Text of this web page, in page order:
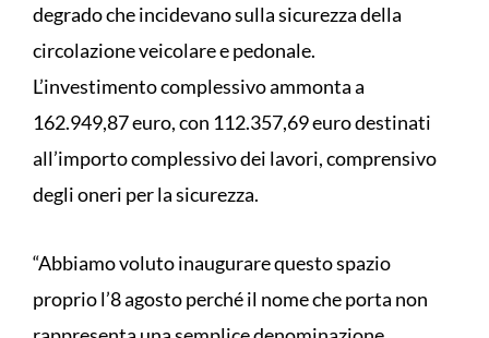
degrado che incidevano sulla sicurezza della
circolazione veicolare e pedonale.
L’investimento complessivo ammonta a
162.949,87 euro, con 112.357,69 euro destinati
all’importo complessivo dei lavori, comprensivo
degli oneri per la sicurezza.
“Abbiamo voluto inaugurare questo spazio
proprio l’8 agosto perché il nome che porta non